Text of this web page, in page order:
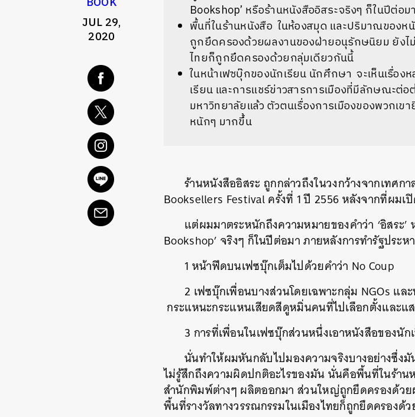
JUL 29,
2020
Bookshop’ หรือร้านหนังสืออิสระจริงๆ ก็ในปีต่อมา
พื้นที่ในร้านหนังสือ ในห้องสมุด และปริมาณของ
ถูกยึดครองด้วยผลงานของฝ่ายอนุรักษนิยม ยังไ
ไทยก็ถูกยึดครองด้วยกลุ่มเดียวกันนี้
ในหน้าเฟซบุ๊กของนักเรียน นักศึกษา จะเห็นเรื่อง
เรียน และการแชร์ข่าวสารการเมืองที่มีลักษณะต่
มหาวิทยาลัยแล้ว ตัวตนเรื่องการเมืองของพวกเข
หนักๆ มากขึ้น
ร้านหนังสืออิสระ ถูกกล่าวถึงในวงกว้างจากเทศก
Booksellers Festivalครั้งที่ 1ปี 2556หลังจากที่ผมเ
แต่ผมมาตระหนักถึงความหมายของคำว่า ‘อิสระ’
Bookshop’จริงๆ ก็ในปีต่อมาภายหลังการทำรัฐประห
1 หน้าฟีดบนเฟซบุ๊กเต็มไปด้วยคำว่า No Coup
2 เฟซบุ๊กเพื่อนบางส่วนโดยเฉพาะกลุ่ม NGOs แล
กระแหนะกระแหนเสียดสีดูหมิ่นคนที่ไปเลือกตั้งและแ
3 การที่เพื่อนในเฟซบุ๊กส่วนหนึ่งเอาหนังสือของนั
นั่นทำให้ผมหันกลับไปมองความจริงบางอย่างซึ่ง
ไม่รู้สึกถึงความผิดปกติอะไรของมันนั่นคือพื้นที่ในร้าน
สำนักพิมพ์ต่างๆ ผลิตออกมา ส่วนใหญ่ถูกยึดครองด้ว
พื้นที่รางวัลทางวรรณกรรมในเมืองไทยก็ถูกยึดครองด้